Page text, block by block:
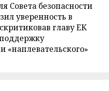
Совета безопасности
уверенность в
главу ЕК
«наплевательского»